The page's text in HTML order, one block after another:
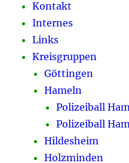
Kontakt
Internes
Links
Kreisgruppen
Göttingen
Hameln
Polizeiball
Polizeiball
Hildesheim
Holzminden